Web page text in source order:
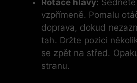
vzpřímeně. ⁤Pomalu
doprava,​ dokud
tah. Držte pozici
se zpět na střed.
stranu.